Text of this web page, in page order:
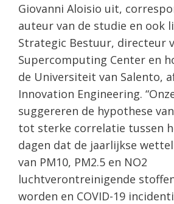
Giovanni Aloisio uit,
auteur van de studie en ook
Strategic Bestuur, directeur
Supercomputing Center en
de Universiteit van Salento,
Innovation Engineering.
suggereren de hypothese
tot sterke correlatie tussen
dagen dat de jaarlijkse
van PM10, PM2.5 en NO2
luchtverontreinigende
worden en COVID-19